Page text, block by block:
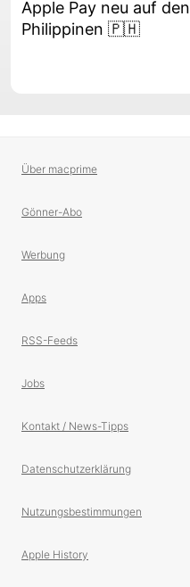
Apple Pay neu auf den
Philippinen 🇵🇭
Über macprime
Gönner-Abo
Werbung
Apps
RSS-Feeds
Jobs
Kontakt / News-Tipps
Datenschutzerklärung
Nutzungsbestimmungen
Apple History